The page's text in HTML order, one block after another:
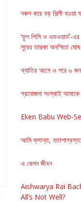
নকল করে বড় শিল্পী হওয়া
‘ফুল পিসি ও এডওয়ার্ড’-
সুরের তারকা অনস্মিতা ঘোষ
খ্যাতির আগে ও পরে ৬
প্রযোজনা সংস্থাই আমাকে
Eken Babu Web-
আমি ক্লান্ত,
এ কেমন জীবন
Aishwarya Rai
All’s Not Well?